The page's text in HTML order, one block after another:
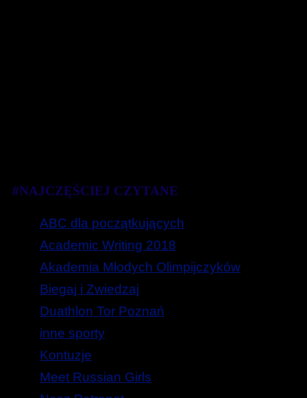
#NAJCZĘŚCIEJ CZYTANE
ABC dla początkujących
Academic Writing 2018
Akademia Młodych Olimpijczyków
Biegaj i Zwiedzaj
Duathlon Tor Poznań
inne sporty
Kontuzje
Meet Russian Girls